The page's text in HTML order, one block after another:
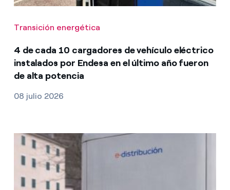
Transición energética
4 de cada 10 cargadores de vehículo eléctrico
instalados por Endesa en el último año fueron
de alta potencia
08 julio 2026